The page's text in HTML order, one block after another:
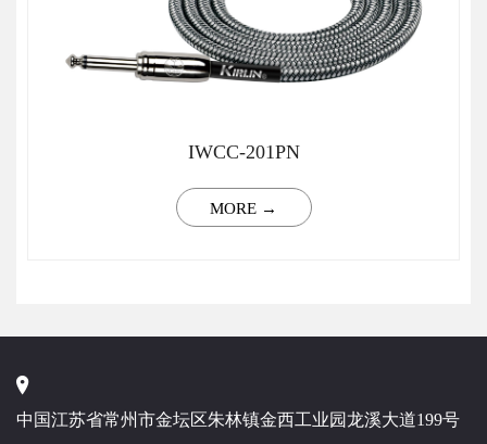
IWCC-201PN
MORE →
中国江苏省常州市金坛区朱林镇金西工业园龙溪大道199号